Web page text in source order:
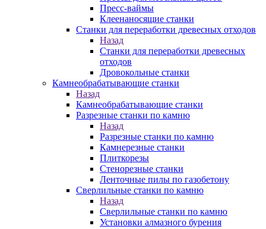
Пресс-ваймы
Клеенаносящие станки
Станки для переработки древесных отходов
Назад
Станки для переработки древесных
отходов
Дровокольные станки
Камнеобрабатывающие станки
Назад
Камнеобрабатывающие станки
Разрезные станки по камню
Назад
Разрезные станки по камню
Камнерезные станки
Плиткорезы
Стенорезные станки
Ленточные пилы по газобетону
Сверлильные станки по камню
Назад
Сверлильные станки по камню
Установки алмазного бурения